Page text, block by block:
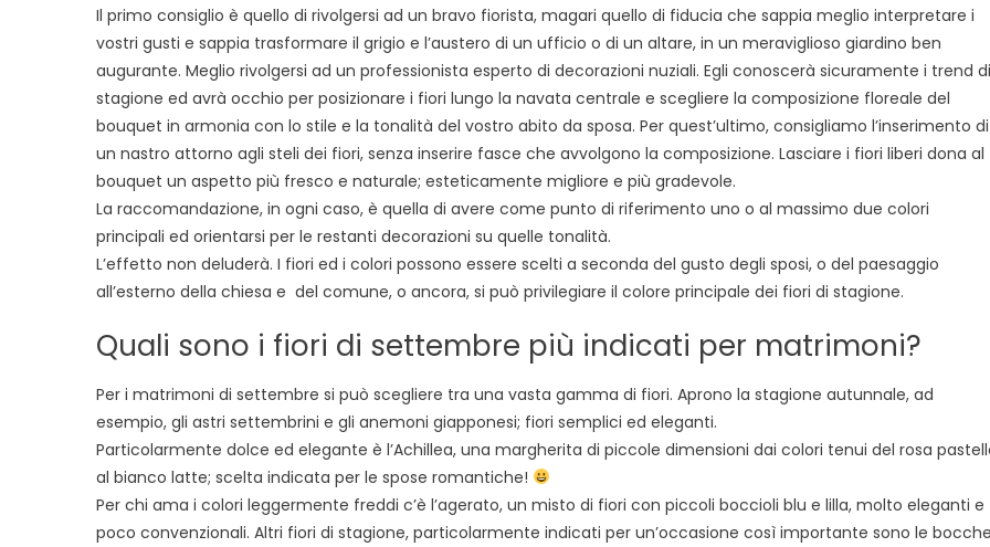
Il primo consiglio è quello di rivolgersi ad un bravo fiorista, magari quello di fiducia che sappia meglio interpretare i
vostri gusti e sappia trasformare il grigio e l’austero di un ufficio o di un altare, in un meraviglioso giardino ben
augurante. Meglio rivolgersi ad un professionista esperto di decorazioni nuziali. Egli conoscerà sicuramente i trend di
stagione ed avrà occhio per posizionare i fiori lungo la navata centrale e scegliere la composizione floreale del
bouquet in armonia con lo stile e la tonalità del vostro abito da sposa. Per quest’ultimo, consigliamo l’inserimento di
un nastro attorno agli steli dei fiori, senza inserire fasce che avvolgono la composizione. Lasciare i fiori liberi dona al
bouquet un aspetto più fresco e naturale; esteticamente migliore e più gradevole.
La raccomandazione, in ogni caso, è quella di avere come punto di riferimento uno o al massimo due colori
principali ed orientarsi per le restanti decorazioni su quelle tonalità.
L’effetto non deluderà. I fiori ed i colori possono essere scelti a seconda del gusto degli sposi, o del paesaggio
all’esterno della chiesa e del comune, o ancora, si può privilegiare il colore principale dei fiori di stagione.
Quali sono i fiori di settembre più indicati per matrimoni?
Per i matrimoni di settembre si può scegliere tra una vasta gamma di fiori. Aprono la stagione autunnale, ad
esempio, gli astri settembrini e gli anemoni giapponesi; fiori semplici ed eleganti.
Particolarmente dolce ed elegante è l’Achillea, una margherita di piccole dimensioni dai colori tenui del rosa
al bianco latte; scelta indicata per le spose romantiche!
Per chi ama i colori leggermente freddi c’è l’agerato, un misto di fiori con piccoli boccioli blu e lilla, molto eleganti e
poco convenzionali. Altri fiori di stagione, particolarmente indicati per un’occasione così importante sono le